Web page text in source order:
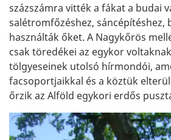
százszámra vitték a fákat a budai
salétromfőzéshez, sáncépítéshez,
használták őket. A Nagykőrös
csak töredékei az egykor
tölgyeseinek utolsó hírmondói,
facsoportjaikkal és a köztük
őrzik az Alföld egykori erdős